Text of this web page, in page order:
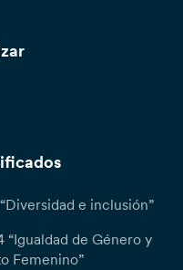
e inclusión”
“Igualdad de Género y
Femenino”